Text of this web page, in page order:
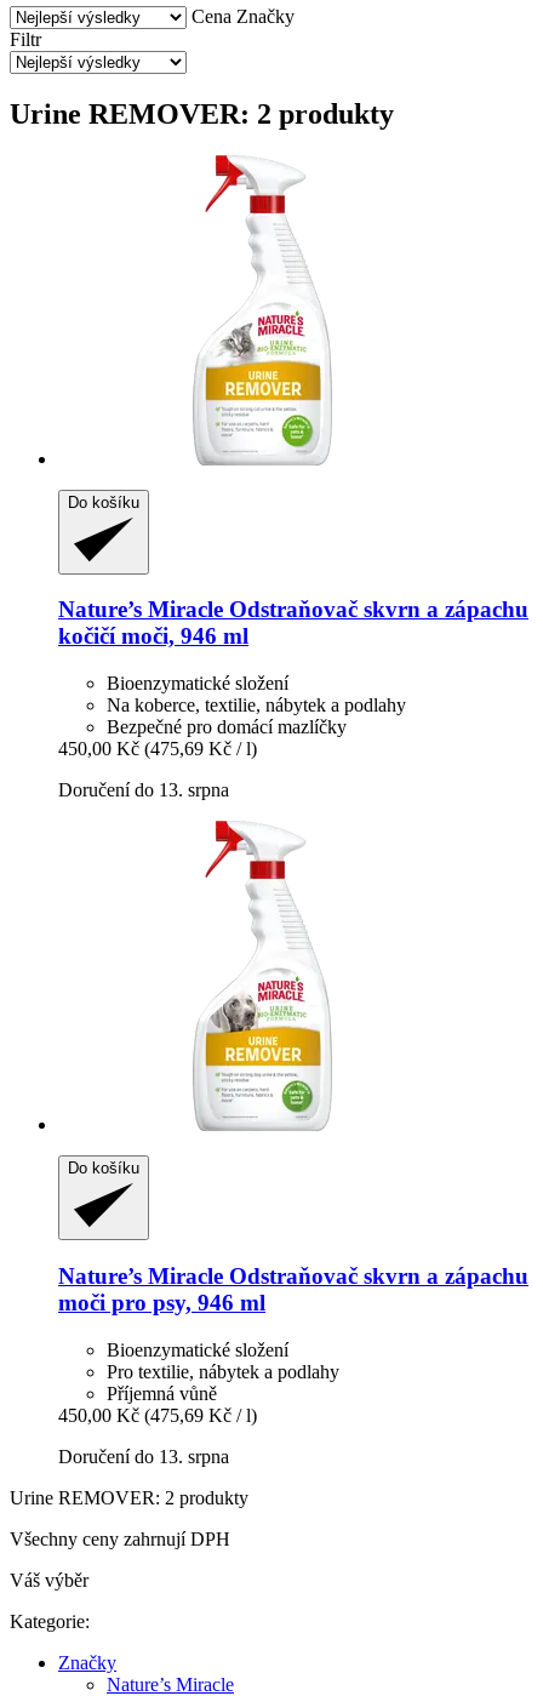
Cena Značky
Filtr
Urine REMOVER: 2 produkty
Do košíku
Nature’s Miracle Odstraňovač skvrn a zápachu
kočičí moči, 946 ml
Bioenzymatické složení
Na koberce, textilie, nábytek a podlahy
Bezpečné pro domácí mazlíčky
450,00 Kč (475,69 Kč / l)
Doručení do 13. srpna
Do košíku
Nature’s Miracle Odstraňovač skvrn a zápachu
moči pro psy, 946 ml
Bioenzymatické složení
Pro textilie, nábytek a podlahy
Příjemná vůně
450,00 Kč (475,69 Kč / l)
Doručení do 13. srpna
Urine REMOVER: 2 produkty
Všechny ceny zahrnují DPH
Váš výběr
Kategorie:
Značky
Nature’s Miracle